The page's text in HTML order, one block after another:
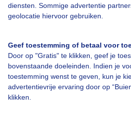
diensten. Sommige advertentie
geolocatie hiervoor gebruiken.
Geef toestemming of betaal voor
Door op "Gratis" te klikken, geef je
bovenstaande doeleinden. Indien je
toestemming wenst te geven, kun je
advertentievrije ervaring door op
klikken.
Bedrijfsgegevens
Contact
Toegankelijkheid
Gebruikersvoorwaarden
Adverteren